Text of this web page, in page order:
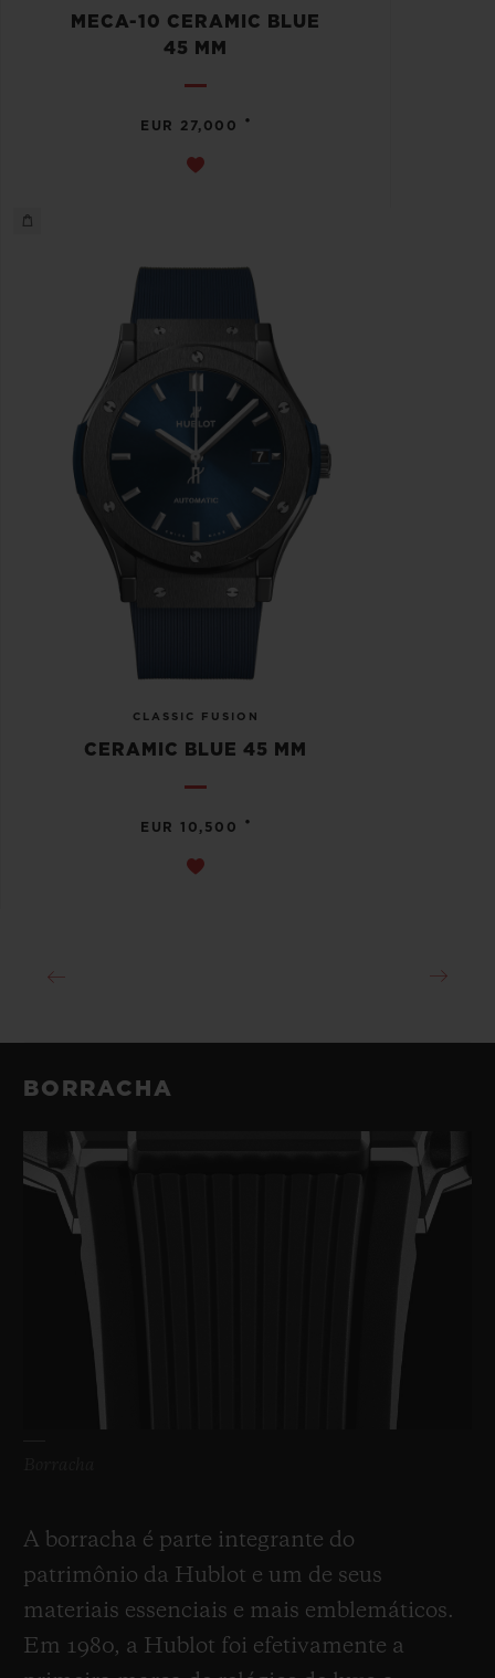
MECA-10 CERAMIC BLUE
45 MM
EUR 27,000 •
CLASSIC FUSION
CERAMIC BLUE 45 MM
EUR 10,500 •
BORRACHA
A borracha é parte integrante do
patrimônio da Hublot e um de seus
materiais essenciais e mais emblemáticos.
Em 1980, a Hublot foi efetivamente a